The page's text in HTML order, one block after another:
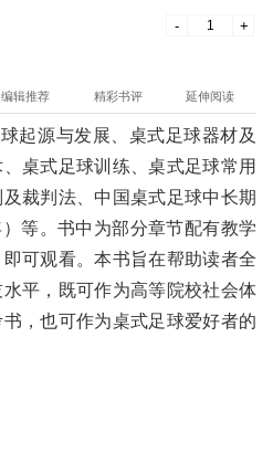
- +
编辑推荐 精彩书评 延伸阅读
起源与发展、桌式足球器材及
桌式足球训练、桌式足球常用
裁判法、中国桌式足球中长期
等。书中为部分章节配有教学
可观看。本书旨在帮助读者全
平，既可作为高等院校社会体
，也可作为桌式足球爱好者的